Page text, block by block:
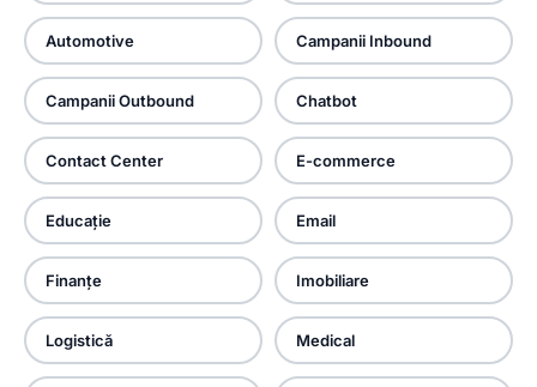
Automotive Campanii Inbound
Campanii Outbound Chatbot
Contact Center E-commerce
Educație Email
Finanțe Imobiliare
Logistică Medical